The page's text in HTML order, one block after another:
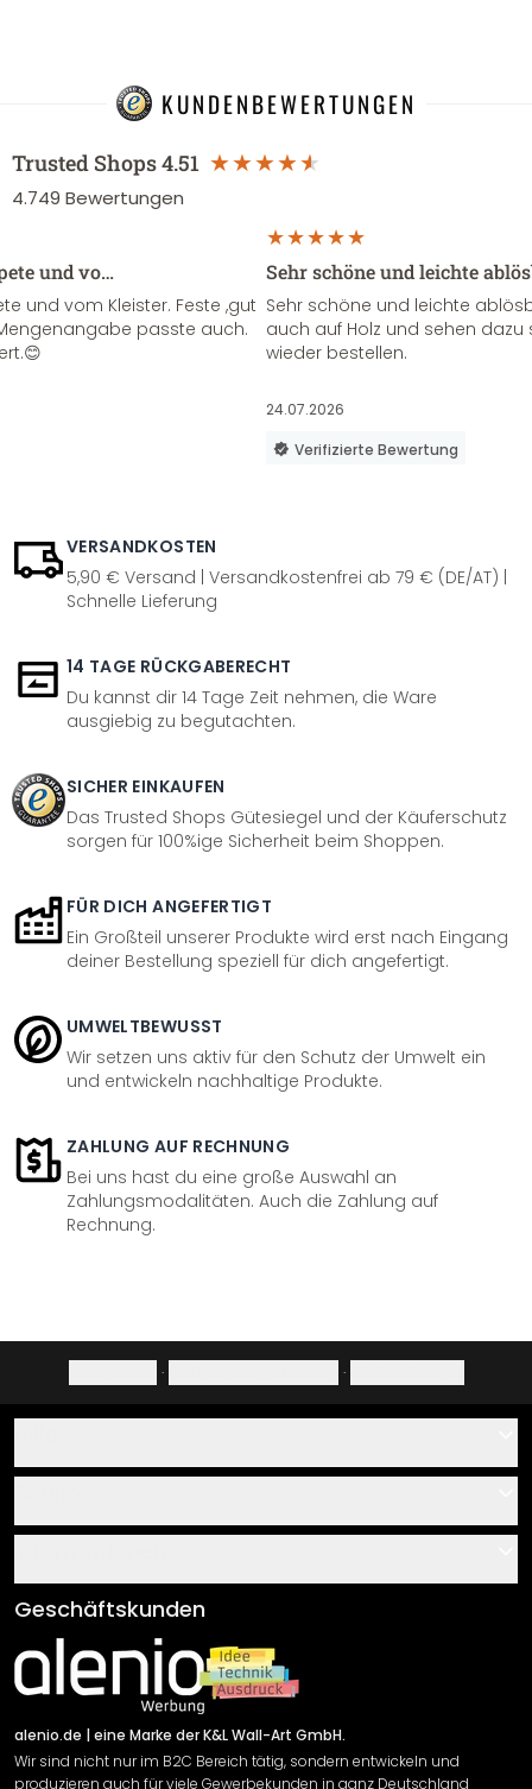
KUNDENBEWERTUNGEN
Trusted Shops4.51
4.749 Bewertungen
und vo…
und vom Kleister. Feste ,gut
passte auch.
Sehr schöne und leichte
Sehr schöne und leichte
auch auf Holz und sehen
wieder bestellen.
24.07.2026
Verifizierte Bewertung
VERSANDKOSTEN
5,90 € Versand | Versandkostenfrei ab 79 € (DE/AT) |
Schnelle Lieferung
14 TAGE RÜCKGABERECHT
Du kannst dir 14 Tage Zeit nehmen, die Ware
ausgiebig zu begutachten.
SICHER EINKAUFEN
Das Trusted Shops Gütesiegel und der Käuferschutz
sorgen für 100%ige Sicherheit beim Shoppen.
FÜR DICH ANGEFERTIGT
Ein Großteil unserer Produkte wird erst nach Eingang
deiner Bestellung speziell für dich angefertigt.
UMWELTBEWUSST
Wir setzen uns aktiv für den Schutz der Umwelt ein
und entwickeln nachhaltige Produkte.
ZAHLUNG AUF RECHNUNG
Bei uns hast du eine große Auswahl an
Zahlungsmodalitäten. Auch die Zahlung auf
Rechnung.
· ·
Über uns
Klebe- und Montageanleitungen
Newsletter An-/Abmeldung
Sendungsverfolgung
AGB
Impressum
Versand & Zahlung
Rücksendung
Widerrufsrecht
Geschäftskunden
alenio.de | eine Marke der K&L Wall-Art GmbH.
Wir sind nicht nur im B2C Bereich tätig, sondern entwickeln und
produzieren auch für viele Gewerbekunden in ganz Deutschland